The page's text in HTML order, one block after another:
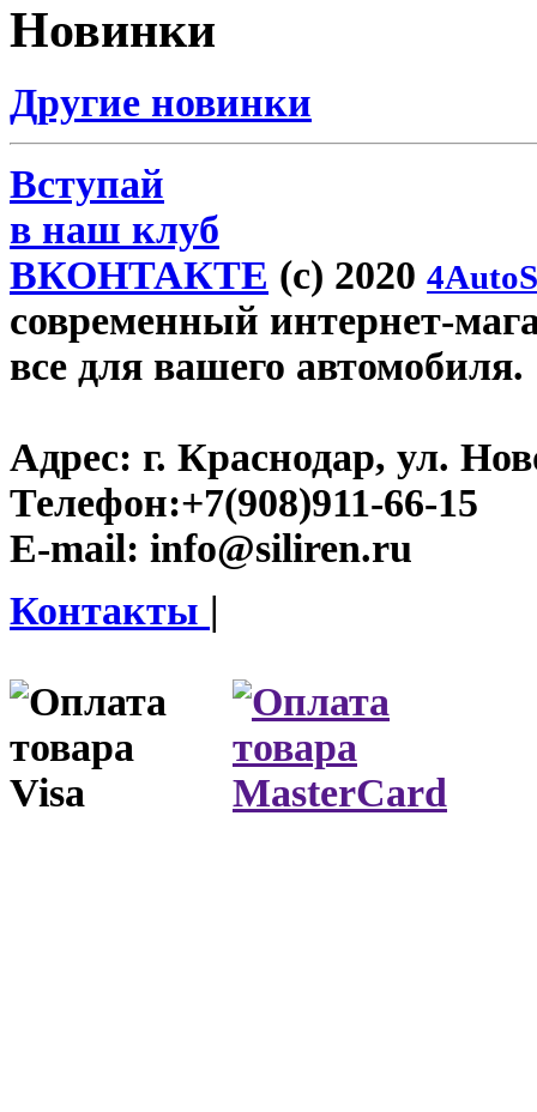
Новинки
Другие новинки
Вступай
в наш клуб
ВКОНТАКТЕ (c) 2020
современный интернет-
все для вашего автомобиля.
Адрес: г. Краснодар, ул.
Телефон:+7(908)911-66-15
E-mail: info@siliren.ru
Контакты |